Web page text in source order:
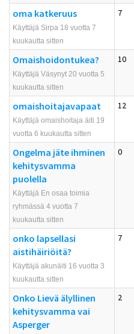
oma katkeruus
Käyttäjä Sirpa 18 vuotta 7
kuukautta sitten
7
Omaishoidontukea?
Käyttäjä Väsynyt 20 vuotta 5
kuukautta sitten
10
omaishoitajavapaat
Käyttäjä omaishoitaja äiti 19
vuotta 6 kuukautta sitten
12
Ongelma jäte ihminen
kehitysvamma
puolella
Käyttäjä En osaa toimia
ryhmässä 4 vuotta 7
kuukautta sitten
0
onko lapsellasi
aistihäiriöitä?
Käyttäjä akunäiti 16 vuotta 3
kuukautta sitten
7
Onko Lievä älyllinen
kehitysvamma vai
Asperger
2